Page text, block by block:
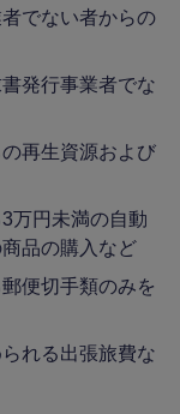
でない者からの
発行事業者でな
再生資源および
万円未満の自動
品の購入など
便切手類のみを
れる出張旅費な